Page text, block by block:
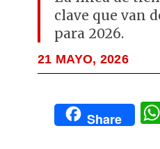
clave que van
para 2026.
21 MAYO, 2026
Share